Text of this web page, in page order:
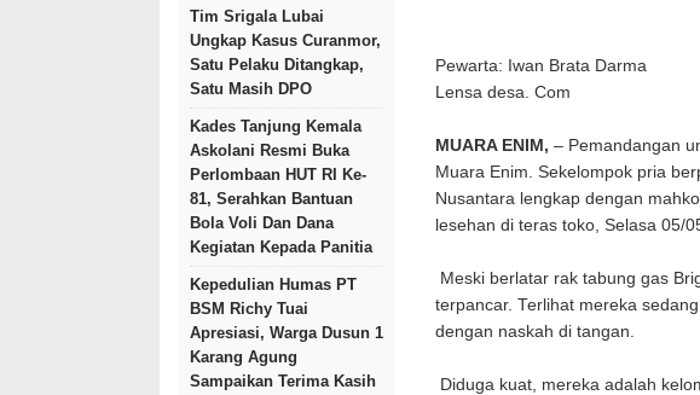
Tim Srigala Lubai
Ungkap Kasus Curanmor,
Satu Pelaku Ditangkap,
Satu Masih DPO
Kades Tanjung Kemala
Askolani Resmi Buka
Perlombaan HUT RI Ke-
81, Serahkan Bantuan
Bola Voli Dan Dana
Kegiatan Kepada Panitia
Kepedulian Humas PT
BSM Richy Tuai
Apresiasi, Warga Dusun 1
Karang Agung
Sampaikan Terima Kasih
Pewarta: Iwan Brata Darma
Lensa desa. Com
MUARA ENIM, – Pemandangan
Muara Enim. Sekelompok pria
Nusantara lengkap dengan
lesehan di teras toko, Selasa 05/
Meski berlatar rak tabung gas
terpancar. Terlihat mereka
dengan naskah di tangan.
Diduga kuat, mereka adalah